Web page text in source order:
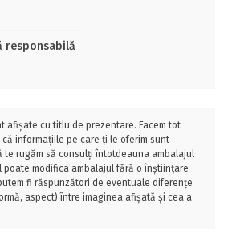
responsabilă
afișate cu titlu de prezentare. Facem tot
informațiile pe care ți le oferim sunt
te rugăm să consulți întotdeauna ambalajul
poate modifica ambalajul fără o înștiințare
fi răspunzători de eventuale diferențe
aspect) între imaginea afișată și cea a